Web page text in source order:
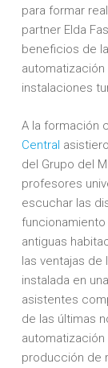
para formar
partner Elda
beneficios de
instalaciones
A la formación
Central
del Grupo del
profesores
escuchar las
funcionamiento
antiguas
las ventajas de
instalada en
asistentes
de las últimas
automatización
producción de